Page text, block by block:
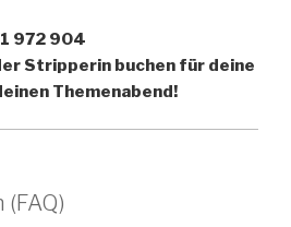
972 904
Stripperin buchen für deine
Themenabend!
(FAQ)